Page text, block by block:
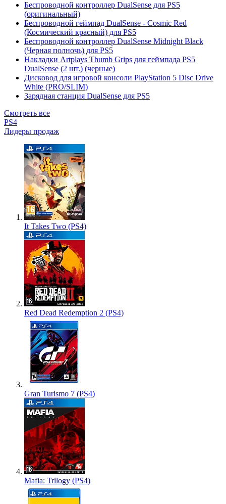
Беспроводной контроллер DualSense для PS5
(оригинальный)
Беспроводной геймпад DualSense - Cosmic Red
(Космический красный) для PS5
Беспроводной контроллер DualSense Midnight Black
(Черная полночь) для PS5
Накладки Artplays Thumb Grips для геймпада PS5
DualSense (2 шт.) (черные)
Дисковод для игровой консоли PlayStation 5 Disc Drive
White (PRO/SLIM)
Зарядная станция DualSense для PS5
Смотреть все
PS4
Лидеры продаж
It Takes Two (PS4)
Red Dead Redemption 2 (PS4)
Gran Turismo 7 (PS4)
Mafia: Trilogy (PS4)